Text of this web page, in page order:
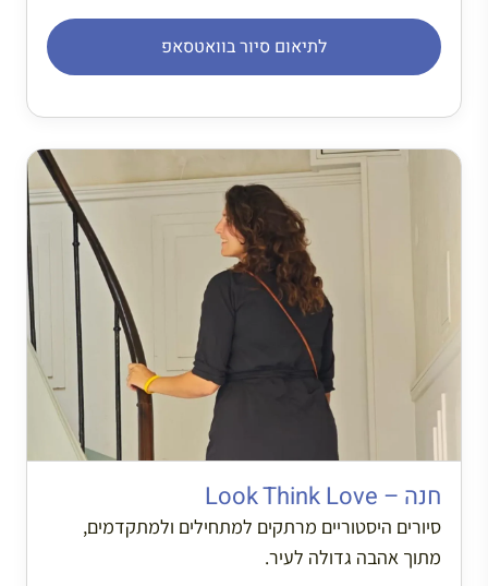
לתיאום סיור בוואטסאפ
חנה – Look Think Love
סיורים היסטוריים מרתקים למתחילים ולמתקדמים,
מתוך אהבה גדולה לעיר.